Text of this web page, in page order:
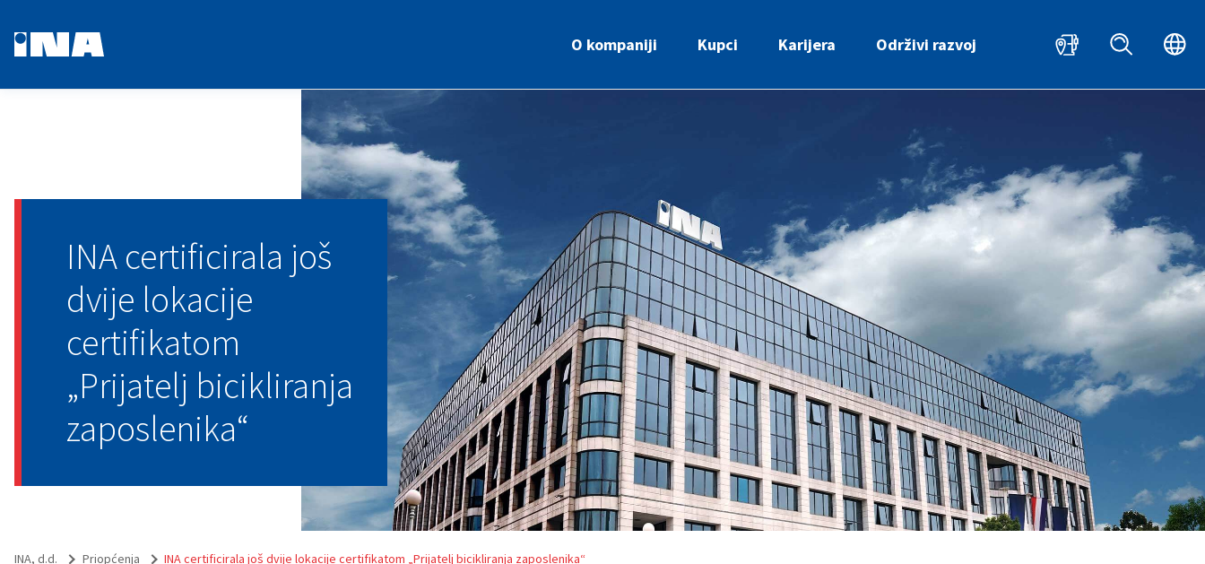
O kompaniji Kupci Karijera Održivi razvoj
INA certificirala još
dvije lokacije
certifikatom
„Prijatelj bicikliranja
zaposlenika“
INA, d.d. Priopćenja INA certificirala još dvije lokacije certifikatom „Prijatelj bicikliranja zaposlenika“